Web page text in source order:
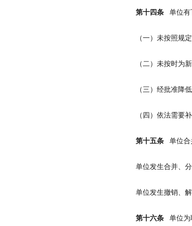
第十四条 单位有
（一）未按照规
（二）未按时为
（三）经批准降
（四）依法需要
第十五条 单位合
单位发生合并、
单位发生撤销、
第十六条 单位为